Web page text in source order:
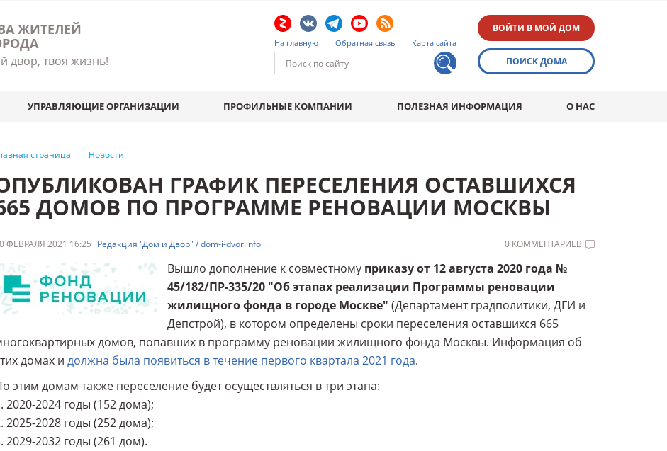
ЖИТЕЛЕЙ
двор, твоя жизнь!
На главную Обратная связь Карта сайта
ВОЙТИ В МОЙ ДОМ
ПОИСК ДОМА
УПРАВЛЯЮЩИЕ ОРГАНИЗАЦИИ ПРОФИЛЬНЫЕ КОМПАНИИ ПОЛЕЗНАЯ ИНФОРМАЦИЯ О НАС
страница Новости
ГРАФИК ПЕРЕСЕЛЕНИЯ ОСТАВШИХСЯ
ДОМОВ ПО ПРОГРАММЕ РЕНОВАЦИИ МОСКВЫ
ФЕВРАЛЯ 2021 16:25 Редакция "Дом и Двор" / dom-i-dvor.info 0 КОММЕНТАРИЕВ
Вышло дополнение к совместному приказу от 12 августа 2020 года №
45/182/ПР-335/20 "Об этапах реализации Программы реновации
жилищного фонда в городе Москве" (Департамент градполитики, ДГИ и
Депстрой), в котором определены сроки переселения оставшихся 665
домов, попавших в программу реновации жилищного фонда Москвы. Информация об
домах и должна была появиться в течение первого квартала 2021 года.
этим домам также переселение будет осуществляться в три этапа:
2020-2024 годы (152 дома);
2025-2028 годы (252 дома);
2029-2032 годы (261 дом).